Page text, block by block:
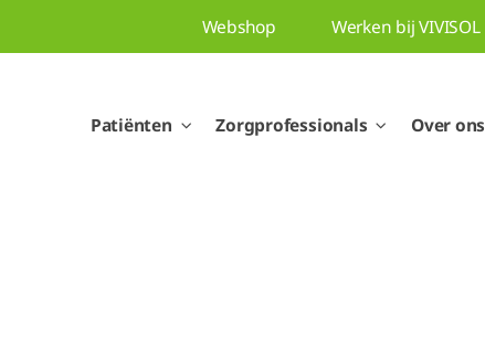
Webshop Werken bij VIVISOL
Patiënten Zorgprofessionals Over ons